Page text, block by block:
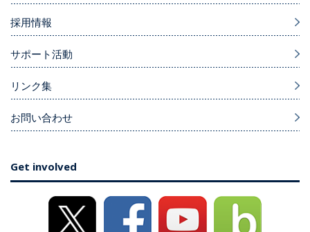
採用情報
サポート活動
リンク集
お問い合わせ
Get involved